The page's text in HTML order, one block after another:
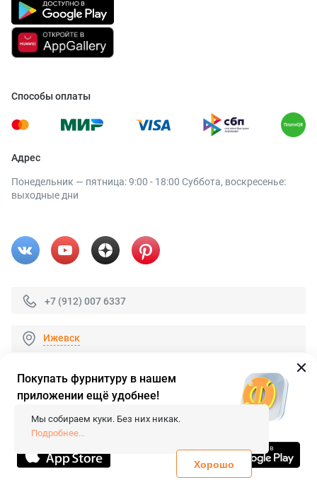
Способы оплаты
Адрес
Понедельник — пятница: 9:00 - 18:00 Суббота, воскресенье:
выходные дни
+7 (912) 007 6337
Ижевск
© 2026 «FieraShop.ru»
Сопровождение сайта
- Вебформат.
Все права защищены.
Не является публичной офертой
Политика конфиденциальности
Покупать фурнитуру в нашем
приложении ещё удобнее!
Мы собираем куки. Без них никак.
Подробнее...
Хорошо